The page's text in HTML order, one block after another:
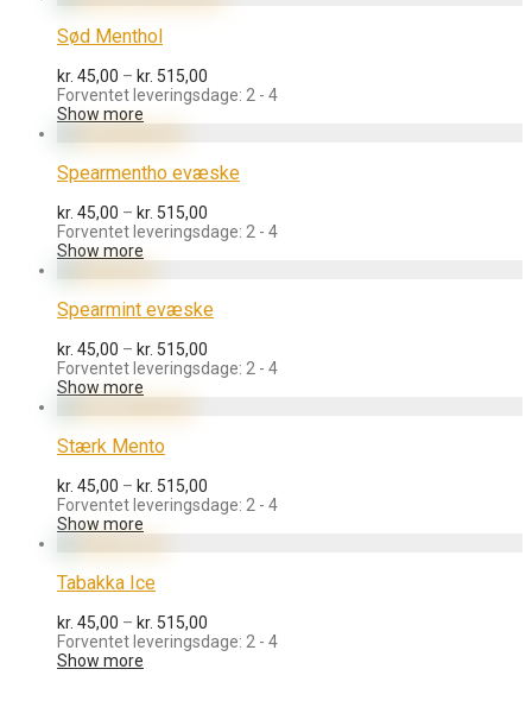
Sød Menthol
kr. 45,00 – kr. 515,00
kr. 45,00
Forventet leveringsdage: 2 - 4
Show more
Spearmentho evæske
kr. 45,00 – kr. 515,00
kr. 45,00
Forventet leveringsdage: 2 - 4
Show more
Spearmint evæske
kr. 45,00 – kr. 515,00
kr. 45,00
Forventet leveringsdage: 2 - 4
Show more
Stærk Mento
kr. 45,00 – kr. 515,00
kr. 45,00
Forventet leveringsdage: 2 - 4
Show more
Tabakka Ice
kr. 45,00 – kr. 515,00
kr. 45,00
Forventet leveringsdage: 2 - 4
Show more